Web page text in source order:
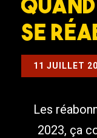
se
11 JUILLET
Les
2023, ça